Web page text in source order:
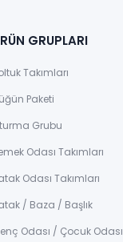
GRUPLARI
Takımları
Paketi
Grubu
Odası Takımları
Odası Takımları
/ Baza / Başlık
Odası / Çocuk Odası